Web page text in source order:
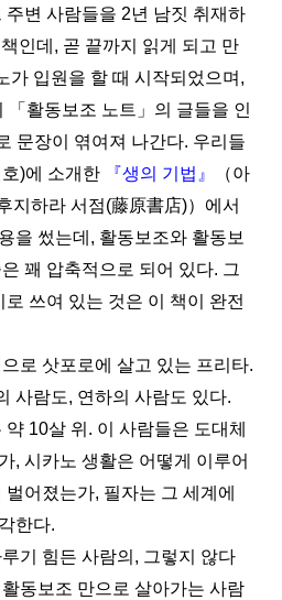
변 사람들을 2년 남짓 취재하
인데, 곧 끝까지 읽게 되고 만
가 입원을 할 때 시작되었으며,
「활동보조 노트」의 글들을 인
문장이 엮여져 나간다. 우리들
)에 소개한
『생의 기법』
（아
지하라 서점(藤原書店)）에서
을 썼는데, 활동보조와 활동보
꽤 압축적으로 되어 있다. 그
쓰여 있는 것은 이 책이 완전
삿포로에 살고 있는 프리타.
사람도, 연하의 사람도 있다.
10살 위. 이 사람들은 도대체
, 시카노 생활은 어떻게 이루어
어졌는가, 필자는 그 세계에
한다.
힘든 사람의, 그렇지 않다
동보조 만으로 살아가는 사람